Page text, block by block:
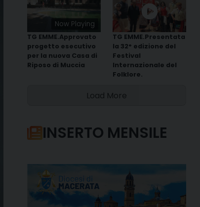
Now Playing
TG EMME.Approvato
progetto esecutivo
per la nuova Casa di
Riposo di Muccia
TG EMME.Presentata
la 32° edizione del
Festival
Internazionale del
Folklore.
Load More
INSERTO MENSILE